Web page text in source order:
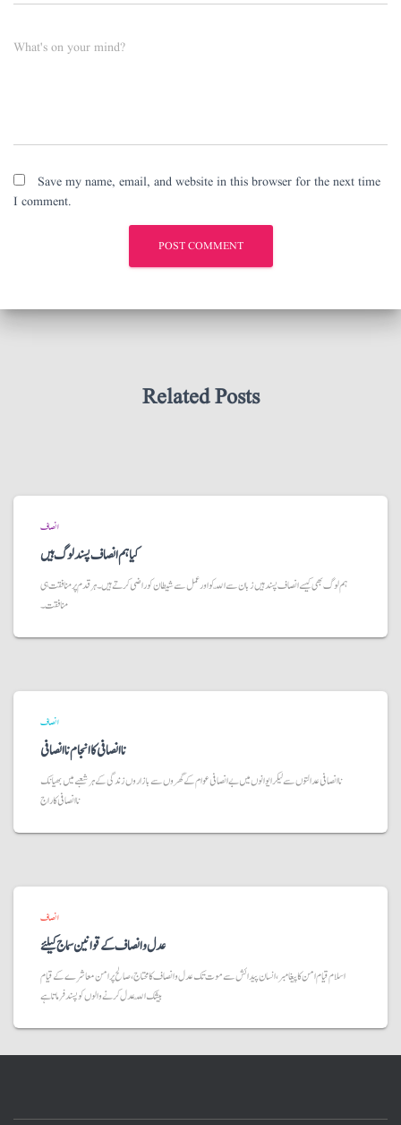
What's on your mind?
Save my name, email, and website in this browser for the next time
I comment.
Related Posts
انصاف
کیا ہم انصاف پسند لوگ ہیں
ہم لوگ بھی کیسے انصاف پسند ہیں زبان سے اللّہ کو اور عمل سے شیطان کو راضی کرتے ہیں۔ ہر قدم پر منافقت ہی
منافقت۔
انصاف
ناانصافی کا انجام نا انصافی
ناانصافی عدالتوں سے لیکر ایوانوں میں بے انصافی عوام کے گھروں سے بازاروں زندگی کے ہر شعبے میں بھیانک
ناانصافی کا راج
انصاف
عدل و انصاف کے قوانین سماج کیلئے
اسلام قیام امن کا پیغامبر، انسان پیدائش سے موت تک عدل و انصاف کا محتاج، صالح پرامن معاشرے کے قیام
بیشک اللّہ عدل کرنے والوں کو پسند فرماتا ہے